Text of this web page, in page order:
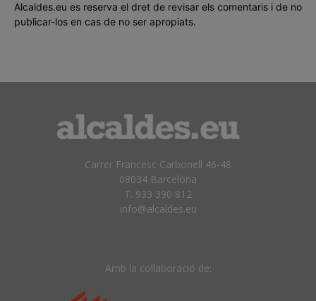
Alcaldes.eu es reserva el dret de revisar els comentaris i de no
publicar-los en cas de no ser apropiats.
Carrer Francesc Carbonell 46-48
08034 Barcelona
T. 933 390 812
info@alcaldes.eu
Amb la col·laboració de: